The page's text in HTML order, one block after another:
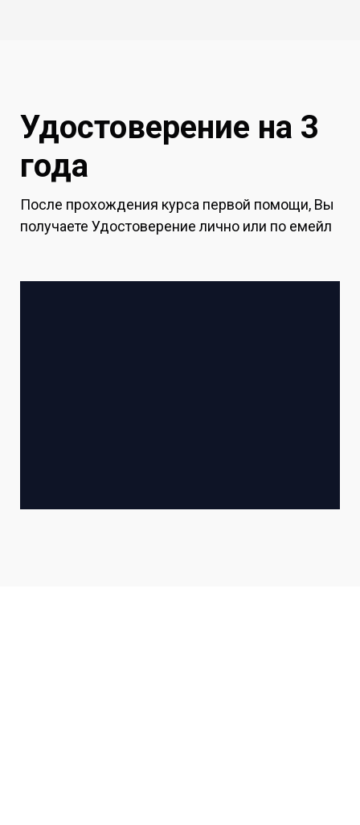
Удостоверение на 3
года
После прохождения курса первой помощи, Вы
получаете Удостоверение лично или по емейл